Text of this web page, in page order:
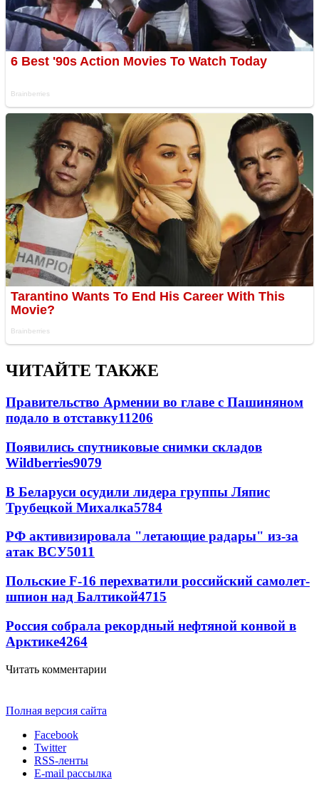
ЧИТАЙТЕ ТАКЖЕ
Правительство Армении во главе с Пашиняном
подало в отставку11206
Появились спутниковые снимки складов
Wildberries9079
В Беларуси осудили лидера группы Ляпис
Трубецкой Михалка5784
РФ активизировала "летающие радары" из-за
атак ВСУ5011
Польские F-16 перехватили российский самолет-
шпион над Балтикой4715
Россия собрала рекордный нефтяной конвой в
Арктике4264
Читать комментарии
Полная версия сайта
Facebook
Twitter
RSS-ленты
E-mail рассылка